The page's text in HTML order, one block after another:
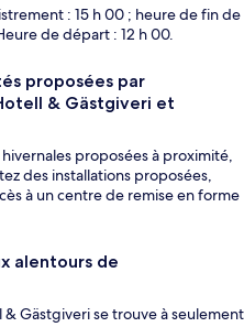
: 15 h 00 ; heure de fin de
de départ : 12 h 00.
proposées par
& Gästgiveri et
proposées à proximité,
des installations proposées,
à un centre de remise en forme
alentours de
Gästgiveri se trouve à seulement